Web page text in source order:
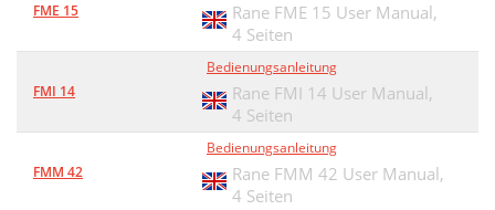
FME 15
Rane FME 15 User Manual,
4 Seiten
FMI 14
Bedienungsanleitung
Rane FMI 14 User Manual,
4 Seiten
FMM 42
Bedienungsanleitung
Rane FMM 42 User Manual,
4 Seiten